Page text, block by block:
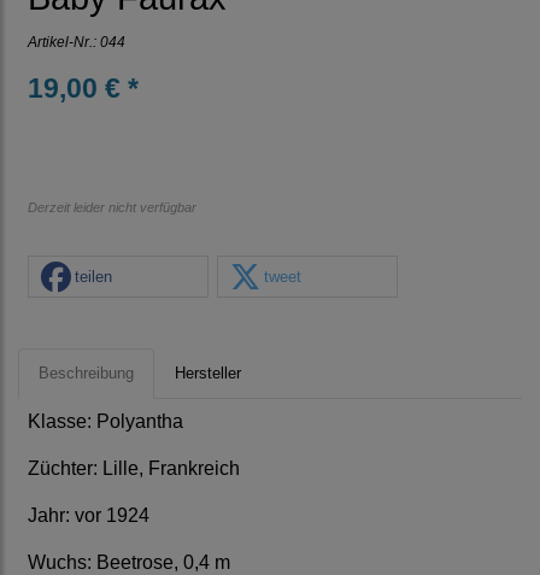
Artikel-Nr.: 044
19,00 € *
Derzeit leider nicht verfügbar
teilen tweet
Beschreibung Hersteller
Klasse: Polyantha
Züchter: Lille, Frankreich
Jahr: vor 1924
Wuchs: Beetrose, 0,4 m